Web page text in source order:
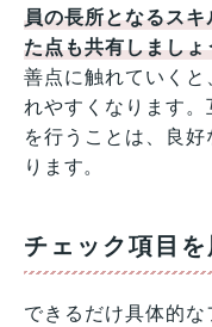
員の長所となるス
た点も共有しましょ
善点に触れていくと
れやすくなります
を行うことは、良
ります。
チェック項目を
できるだけ具体的